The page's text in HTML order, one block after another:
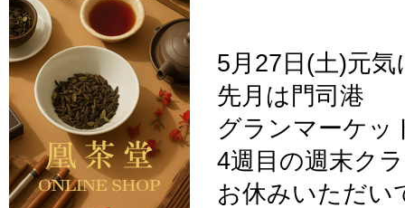
5月27日(土)元
先月は門司港
グランマーケッ
4週目の週末ク
お休みいただい